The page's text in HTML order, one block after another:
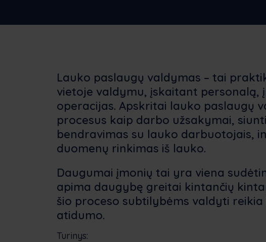
Lauko paslaugų valdymas – tai
vietoje valdymu, įskaitant
operacijas. Apskritai lauko paslaugų
procesus kaip darbo užsakymai,
bendravimas su lauko darbuotojais,
duomenų rinkimas iš lauko.
Daugumai įmonių tai yra viena
apima daugybę greitai kintančių
šio proceso subtilybėms valdyti
atidumo.
Turinys: